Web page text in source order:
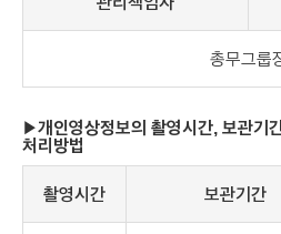
총무그룹
개인영상정보의 촬영시간, 보관기
처리방법
촬영시간 보관기간